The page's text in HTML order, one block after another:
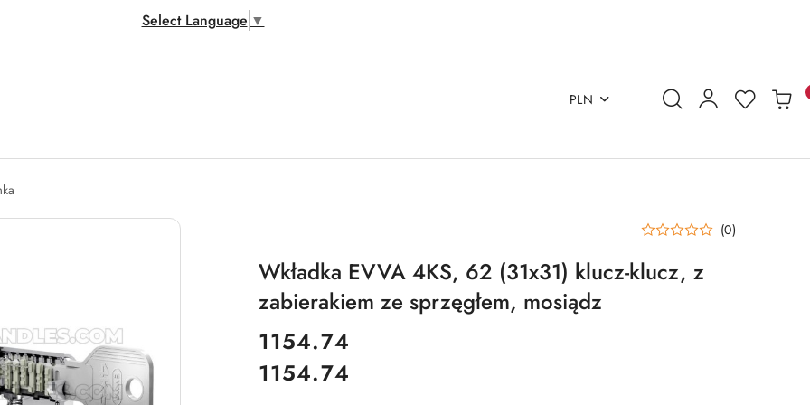
Select Language ▼
PLN
(0)
Wkładka EVVA 4KS, 62 (31x31) klucz-klucz, z
zabierakiem ze sprzęgłem, mosiądz
cena:
1154.74
Cena:
1154.74